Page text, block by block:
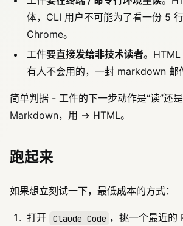
体，CLI 用户不可能为了看一份 5
Chrome。
工件要直接发给非技术读者。HTML
有人不会用的，一封 markdown 邮
简单判据 - 工件的下一步动作是“读”还
Markdown，用 → HTML。
跑起来
如果想立刻试一下，最低成本的方式：
打开 Claude Code ，挑一个最近的